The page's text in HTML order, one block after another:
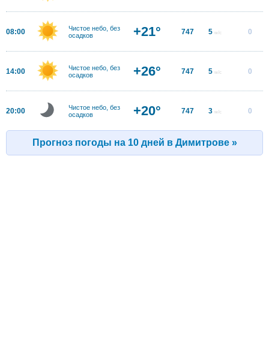
08:00
Чистое небо, без
осадков
+21° 747 5 м/с 0
14:00
Чистое небо, без
осадков
+26° 747 5 м/с 0
20:00
Чистое небо, без
осадков
+20° 747 3 м/с 0
Прогноз погоды на 10 дней в Димитрове »